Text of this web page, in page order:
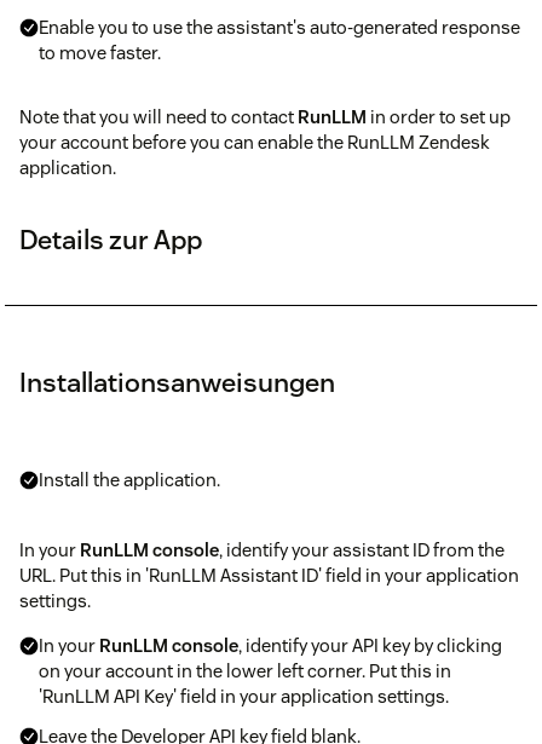
Enable you to use the assistant's auto-generated response
to move faster.
Note that you will need to contact RunLLM in order to set up
your account before you can enable the RunLLM Zendesk
application.
Details zur App
Installationsanweisungen
Install the application.
In your RunLLM console, identify your assistant ID from the
URL. Put this in 'RunLLM Assistant ID' field in your application
settings.
In your RunLLM console, identify your API key by clicking
on your account in the lower left corner. Put this in
'RunLLM API Key' field in your application settings.
Leave the Developer API key field blank.